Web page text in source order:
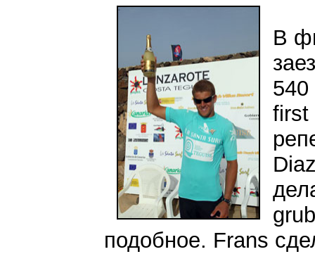
В
540
first
подобное. Frans